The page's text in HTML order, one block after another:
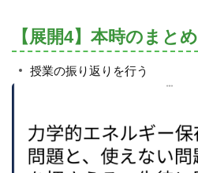
【展開4】本時のまとめ
授業の振り返りを行う